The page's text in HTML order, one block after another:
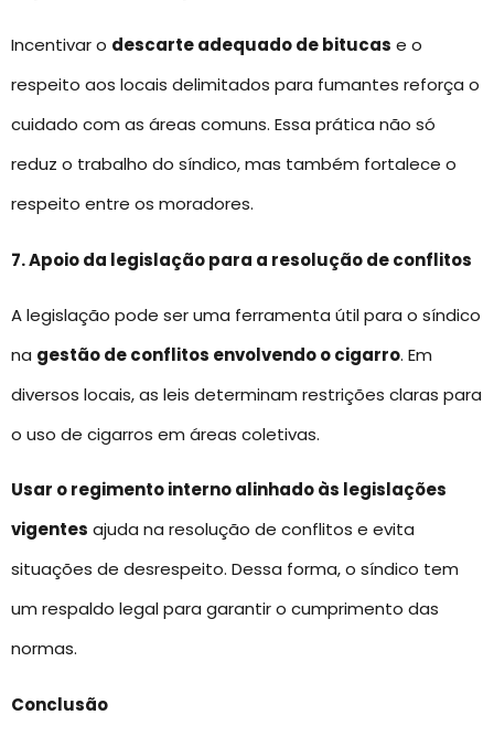
Incentivar o descarte adequado de bitucas e o
respeito aos locais delimitados para fumantes reforça o
cuidado com as áreas comuns. Essa prática não só
reduz o trabalho do síndico, mas também fortalece o
respeito entre os moradores.
7. Apoio da legislação para a resolução de conflitos
A legislação pode ser uma ferramenta útil para o síndico
na gestão de conflitos envolvendo o cigarro. Em
diversos locais, as leis determinam restrições claras para
o uso de cigarros em áreas coletivas.
Usar o regimento interno alinhado às legislações
vigentes ajuda na resolução de conflitos e evita
situações de desrespeito. Dessa forma, o síndico tem
um respaldo legal para garantir o cumprimento das
normas.
Conclusão